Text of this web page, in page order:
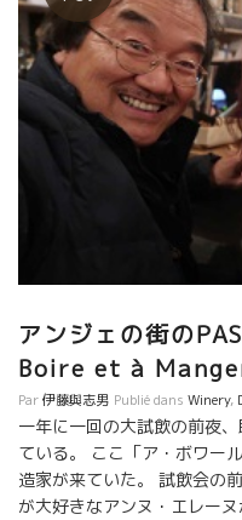
アンジェの街の
Boire et à
Par伊藤與志男 Publié dans Winery,
一年に一回の大試飲の前夜
ている。 ここ「ア・ボワー
造家が来ていた。 試飲会の
が大好きなアンヌ・エレー